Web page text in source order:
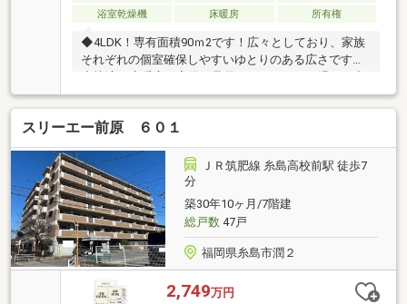
浴室乾燥機
床暖房 所有権
◆4LDK！専有面積90ｍ2です！広々としており、家族
それぞれの個室確保しやすいゆとりのある広さです！
◆快適な床暖房を完備！足元からじんわりと温まり空
気が乾燥しにくい人気の設備です！◆駐車場1住戸1台
の確保が可能です！◆JR筑肥線「筑前前原」駅まで徒
歩約8分です！通勤・通学にも便利な立地です！◆ペ
ット飼育可！犬・猫どちらか一方を2頭まで飼育可能
です！◆不在時でも24時間荷物を受け取れる便利な宅
配ボックスがあります！◆2008年築！室内状況良好で
す！◆南西バルコニーで陽当たり良好です！◆リフォ
ーム・リノベーションのご相談はぜひナカジツまでお
問い合わせください！
スリーエー前原 ６０１
ＪＲ筑肥線 糸島高校前駅 徒歩7
分
築30年10ヶ月/7階建
総戸数47戸
福岡県糸島市潤２
2,749万円